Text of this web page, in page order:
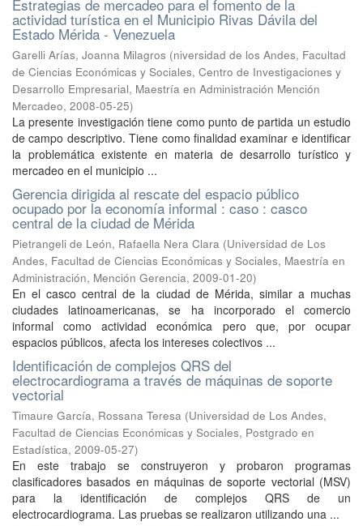
Estrategias de mercadeo para el fomento de la
actividad turística en el Municipio Rivas Dávila del
Estado Mérida - Venezuela
Garelli Arías, Joanna Milagros (niversidad de los Andes, Facultad
de Ciencias Económicas y Sociales, Centro de Investigaciones y
Desarrollo Empresarial, Maestría en Administración Mención
Mercadeo, 2008-05-25)
La presente investigación tiene como punto de partida un estudio
de campo descriptivo. Tiene como finalidad examinar e identificar
la problemática existente en materia de desarrollo turístico y
mercadeo en el municipio ...
Gerencia dirigida al rescate del espacio público
ocupado por la economía informal : caso : casco
central de la ciudad de Mérida
Pietrangeli de León, Rafaella Nera Clara (Universidad de Los
Andes, Facultad de Ciencias Económicas y Sociales, Maestría en
Administración, Mención Gerencia, 2009-01-20)
En el casco central de la ciudad de Mérida, similar a muchas
ciudades latinoamericanas, se ha incorporado el comercio
informal como actividad económica pero que, por ocupar
espacios públicos, afecta los intereses colectivos ...
Identificación de complejos QRS del
electrocardiograma a través de máquinas de soporte
vectorial
Timaure García, Rossana Teresa (Universidad de Los Andes,
Facultad de Ciencias Económicas y Sociales, Postgrado en
Estadística, 2009-05-27)
En este trabajo se construyeron y probaron programas
clasificadores basados en máquinas de soporte vectorial (MSV)
para la identificación de complejos QRS de un
electrocardiograma. Las pruebas se realizaron utilizando una ...